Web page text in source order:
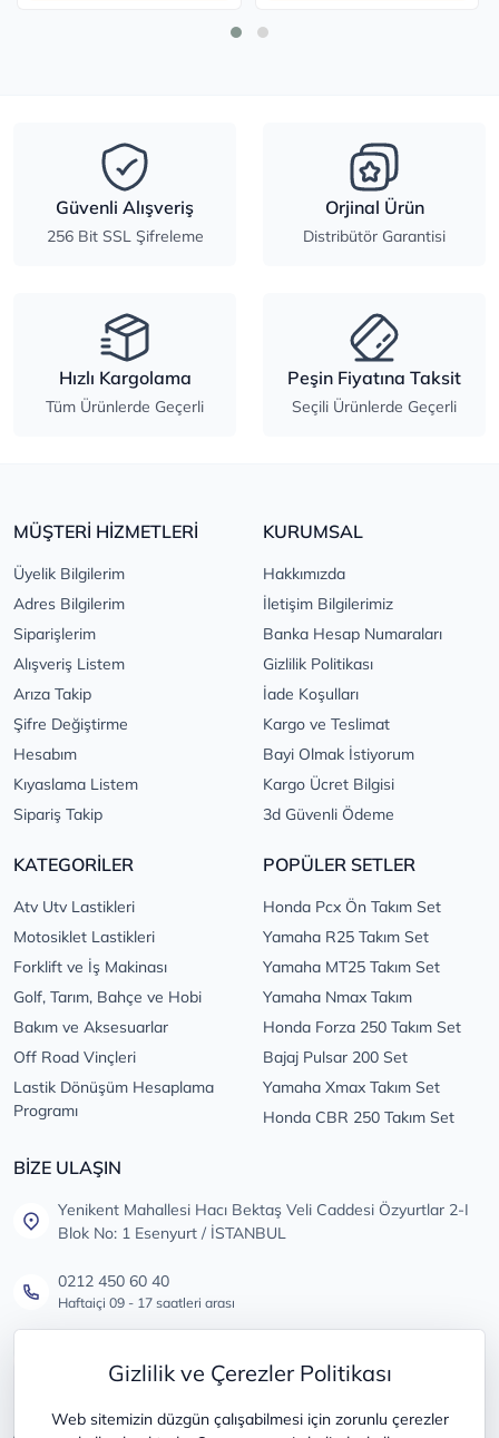
Gizlilik ve Çerezler Politikası
Web sitemizin düzgün çalışabilmesi için zorunlu çerezler
Güvenli Alışveriş
256 Bit SSL Şifreleme
Orjinal Ürün
Distribütör Garantisi
Hızlı Kargolama
Tüm Ürünlerde Geçerli
Peşin Fiyatına Taksit
Seçili Ürünlerde Geçerli
MÜŞTERİ HİZMETLERİ
Üyelik Bilgilerim
Adres Bilgilerim
Siparişlerim
Alışveriş Listem
Arıza Takip
Şifre Değiştirme
Hesabım
Kıyaslama Listem
Sipariş Takip
KURUMSAL
Hakkımızda
İletişim Bilgilerimiz
Banka Hesap Numaraları
Gizlilik Politikası
İade Koşulları
Kargo ve Teslimat
Bayi Olmak İstiyorum
Kargo Ücret Bilgisi
3d Güvenli Ödeme
KATEGORİLER
Atv Utv Lastikleri
Motosiklet Lastikleri
Forklift ve İş Makinası
Golf, Tarım, Bahçe ve Hobi
Bakım ve Aksesuarlar
Off Road Vinçleri
Lastik Dönüşüm Hesaplama
Programı
POPÜLER SETLER
Honda Pcx Ön Takım Set
Yamaha R25 Takım Set
Yamaha MT25 Takım Set
Yamaha Nmax Takım
Honda Forza 250 Takım Set
Bajaj Pulsar 200 Set
Yamaha Xmax Takım Set
Honda CBR 250 Takım Set
BİZE ULAŞIN
Yenikent Mahallesi Hacı Bektaş Veli Caddesi Özyurtlar 2-I
Blok No: 1 Esenyurt / İSTANBUL
0212 450 60 40
Haftaiçi 09 - 17 saatleri arası
Tüm öneri ve şikayetleriniz için